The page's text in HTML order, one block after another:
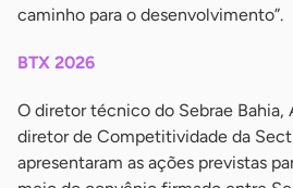
caminho para o desenvolvimento”.
BTX 2026
O diretor técnico do Sebrae Bahia,
diretor de Competitividade da
apresentaram as ações previstas